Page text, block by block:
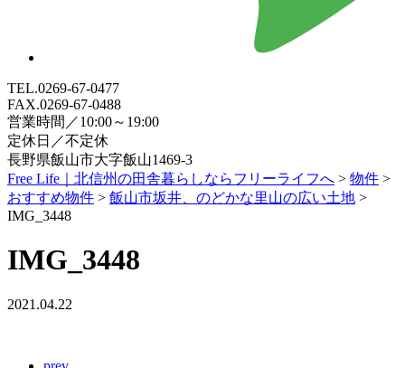
TEL.0269-67-0477
FAX.0269-67-0488
営業時間／10:00～19:00
定休日／不定休
長野県飯山市大字飯山1469-3
Free Life｜北信州の田舎暮らしならフリーライフへ > 物件 >
おすすめ物件 > 飯山市坂井、のどかな里山の広い土地 >
IMG_3448
IMG_3448
2021.04.22